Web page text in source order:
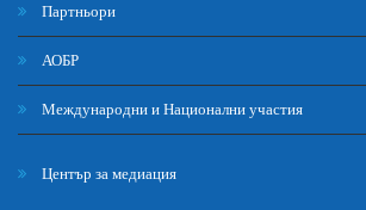
Партньори
АОБР
Международни и Национални участия
Център за медиация